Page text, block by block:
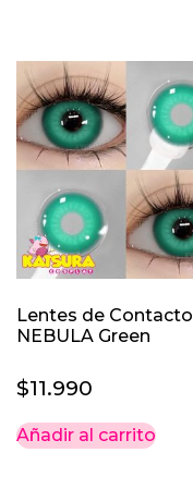
Lentes de Contacto
NEBULA Green
$11.990
Añadir al carrito